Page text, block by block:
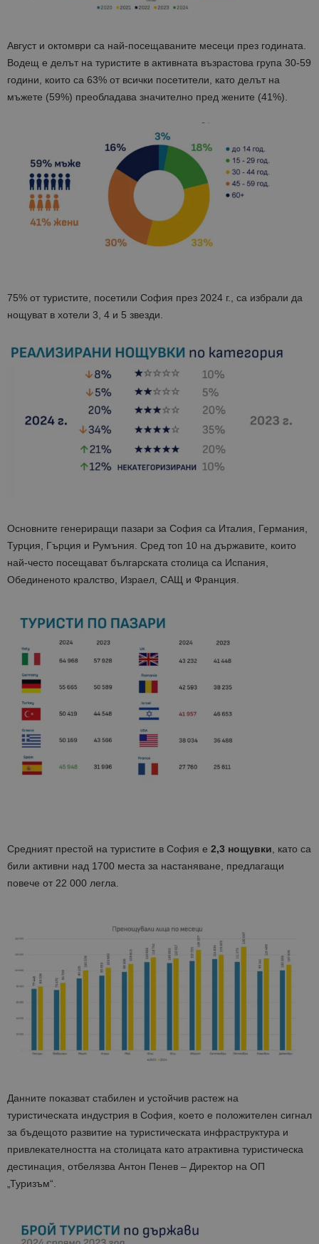
Август и октомври са най-посещаваните месеци през годината.
Водещ е делът на туристите в активната възрастова група 30-59
години, които са 63% от всички посетители, като делът на
мъжете (59%) преобладава значително пред жените (41%).
75% от туристите, посетили София през 2024 г., са избрали да
нощуват в хотели 3, 4 и 5 звезди.
Основните генериращи пазари за София са Италия, Германия,
Турция, Гърция и Румъния. Сред топ 10 на държавите, които
най-често посещават българската столица са Испания,
Обединеното кралство, Израел, САЩ и Франция.
Средният престой на туристите в София е 2,3 нощувки , като са
били активни над 1700 места за настаняване, предлагащи
повече от 22 000 легла.
Данните показват стабилен и устойчив растеж на
туристическата индустрия в София, което е положителен сигнал
за бъдещото развитие на туристическата инфраструктура и
привлекателността на столицата като атрактивна туристическа
дестинация, отбелязва Антон Пенев – Директор на ОП
„Туризъм“.